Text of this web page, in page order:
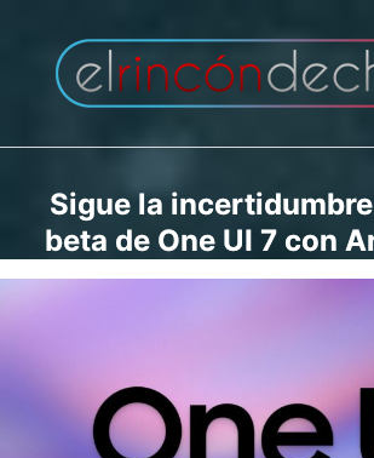
contenido
Sigue la
beta de One UI 7 con